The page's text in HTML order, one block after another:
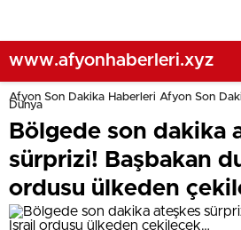
www.afyonhaberleri.xyz
Afyon Son Dakika Haberleri Afyon Son
Dünya
Bölgede son dakika
sürprizi! Başbakan
ordusu ülkeden